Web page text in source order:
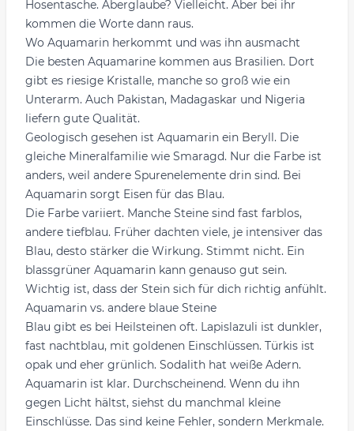
Hosentasche. Aberglaube? Vielleicht. Aber bei ihr
kommen die Worte dann raus.
Wo Aquamarin herkommt und was ihn ausmacht
Die besten Aquamarine kommen aus Brasilien. Dort
gibt es riesige Kristalle, manche so groß wie ein
Unterarm. Auch Pakistan, Madagaskar und Nigeria
liefern gute Qualität.
Geologisch gesehen ist Aquamarin ein Beryll. Die
gleiche Mineralfamilie wie Smaragd. Nur die Farbe ist
anders, weil andere Spurenelemente drin sind. Bei
Aquamarin sorgt Eisen für das Blau.
Die Farbe variiert. Manche Steine sind fast farblos,
andere tiefblau. Früher dachten viele, je intensiver das
Blau, desto stärker die Wirkung. Stimmt nicht. Ein
blassgrüner Aquamarin kann genauso gut sein.
Wichtig ist, dass der Stein sich für dich richtig anfühlt.
Aquamarin vs. andere blaue Steine
Blau gibt es bei Heilsteinen oft. Lapislazuli ist dunkler,
fast nachtblau, mit goldenen Einschlüssen. Türkis ist
opak und eher grünlich. Sodalith hat weiße Adern.
Aquamarin ist klar. Durchscheinend. Wenn du ihn
gegen Licht hältst, siehst du manchmal kleine
Einschlüsse. Das sind keine Fehler, sondern Merkmale.